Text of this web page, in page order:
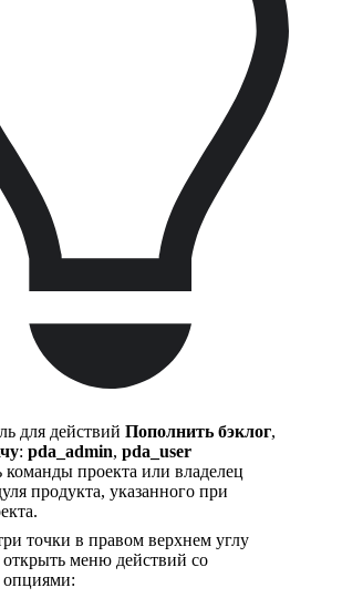
для действий Пополнить бэклог,
: pda_admin, pda_user
команды проекта или владелец
продукта, указанного при
точки в правом верхнем углу
меню действий со